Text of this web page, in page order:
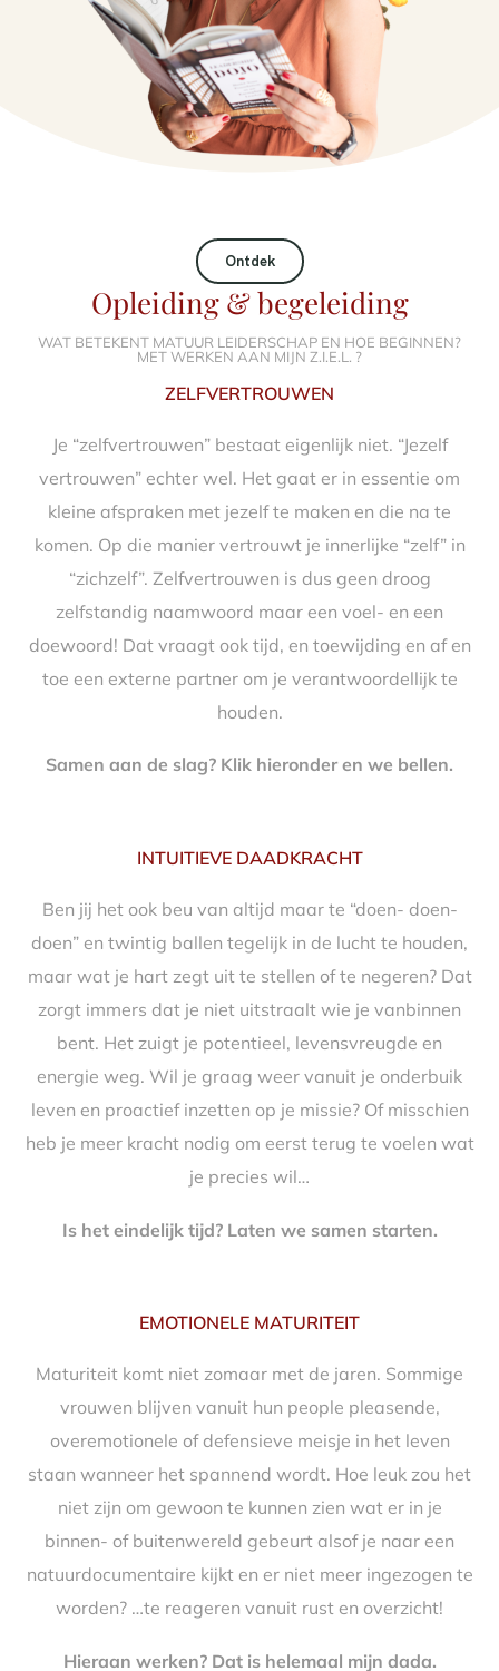
Ontdek
Opleiding & begeleiding
WAT BETEKENT MATUUR LEIDERSCHAP EN HOE BEGINNEN?
MET WERKEN AAN MIJN Z.I.E.L. ?
ZELFVERTROUWEN
Je “zelfvertrouwen” bestaat eigenlijk niet. “Jezelf
vertrouwen” echter wel. Het gaat er in essentie om
kleine afspraken met jezelf te maken en die na te
komen. Op die manier vertrouwt je innerlijke “zelf” in
“zichzelf”. Zelfvertrouwen is dus geen droog
zelfstandig naamwoord maar een voel- en een
doewoord! Dat vraagt ook tijd, en toewijding en af en
toe een externe partner om je verantwoordellijk te
houden.
Samen aan de slag? Klik hieronder en we bellen.
INTUITIEVE DAADKRACHT
Ben jij het ook beu van altijd maar te “doen- doen-
doen” en twintig ballen tegelijk in de lucht te houden,
maar wat je hart zegt uit te stellen of te negeren? Dat
zorgt immers dat je niet uitstraalt wie je vanbinnen
bent. Het zuigt je potentieel, levensvreugde en
energie weg. Wil je graag weer vanuit je onderbuik
leven en proactief inzetten op je missie? Of misschien
heb je meer kracht nodig om eerst terug te voelen wat
je precies wil…
Is het eindelijk tijd? Laten we samen starten.
EMOTIONELE MATURITEIT
Maturiteit komt niet zomaar met de jaren. Sommige
vrouwen blijven vanuit hun people pleasende,
overemotionele of defensieve meisje in het leven
staan wanneer het spannend wordt. Hoe leuk zou het
niet zijn om gewoon te kunnen zien wat er in je
binnen- of buitenwereld gebeurt alsof je naar een
natuurdocumentaire kijkt en er niet meer ingezogen te
worden? …te reageren vanuit rust en overzicht!
Hieraan werken? Dat is helemaal mijn dada.